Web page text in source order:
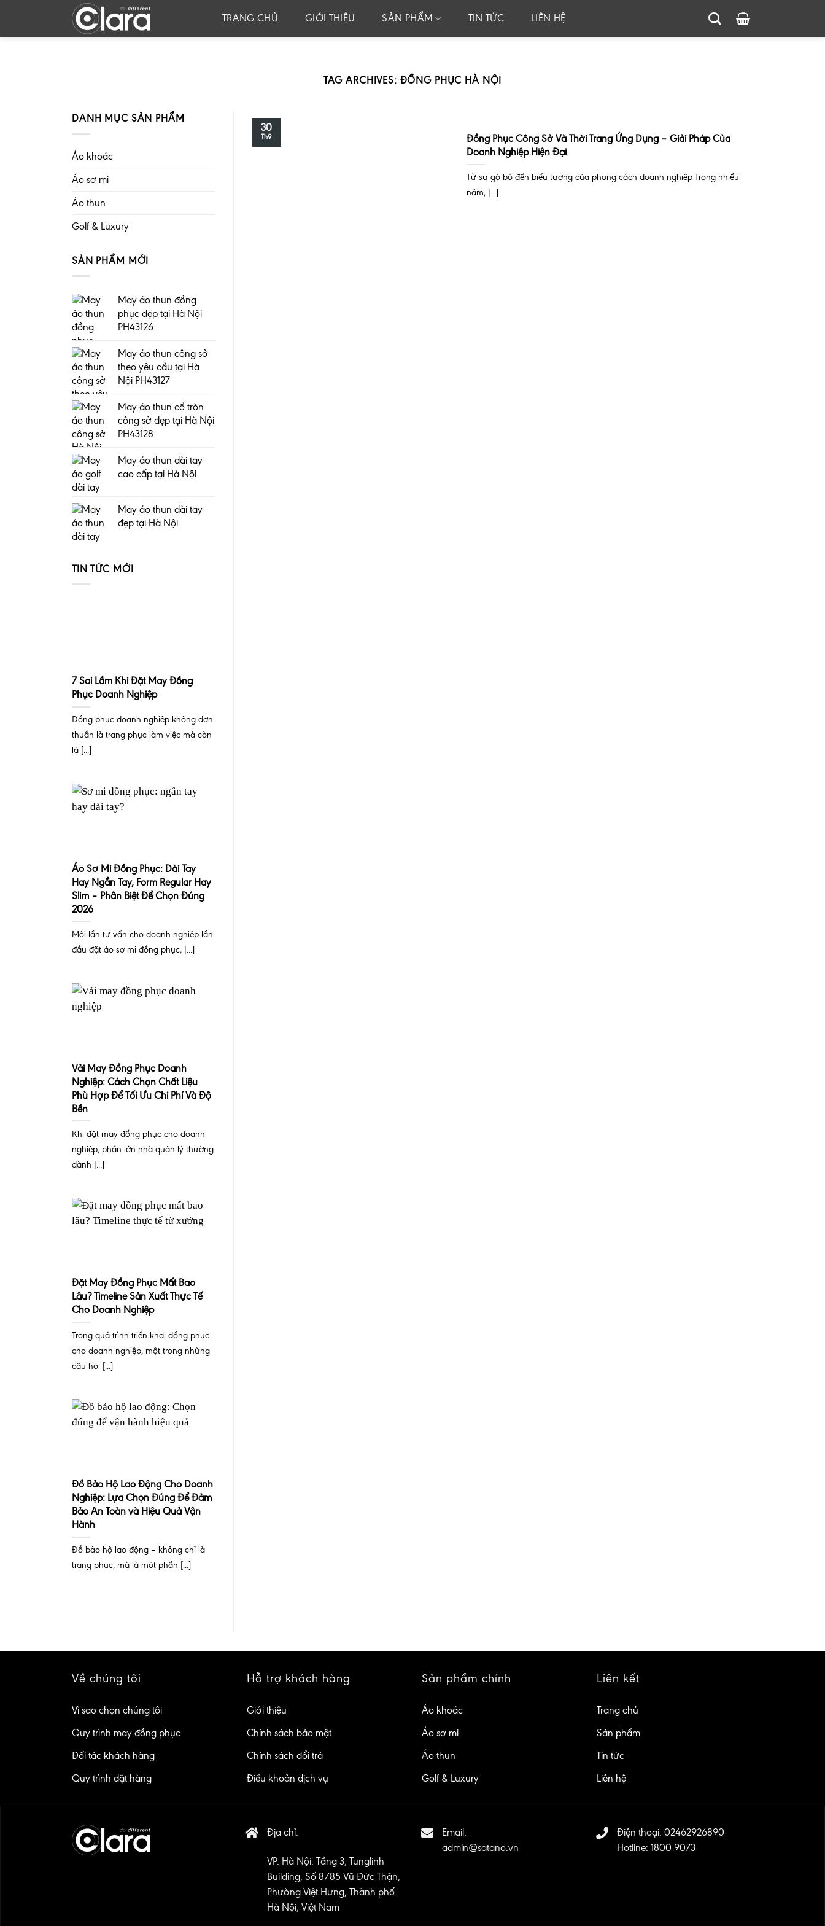
content
TRANG CHỦ GIỚI THIỆU SẢN PHẨM TIN TỨC LIÊN HỆ
TAG ARCHIVES: ĐỒNG PHỤC HÀ NỘI
DANH MỤC SẢN PHẨM
Áo khoác
Áo sơ mi
Áo thun
Golf & Luxury
SẢN PHẨM MỚI
May áo thun đồng
phục đẹp tại Hà Nội
PH43126
May áo thun công sở
theo yêu cầu tại Hà
Nội PH43127
May áo thun cổ tròn
công sở đẹp tại Hà Nội
PH43128
May áo thun dài tay
cao cấp tại Hà Nội
May áo thun dài tay
đẹp tại Hà Nội
TIN TỨC MỚI
7 Sai Lầm Khi Đặt May Đồng
Phục Doanh Nghiệp
Đồng phục doanh nghiệp không đơn
thuần là trang phục làm việc mà còn
là [...]
Áo Sơ Mi Đồng Phục: Dài Tay
Hay Ngắn Tay, Form Regular Hay
Slim – Phân Biệt Để Chọn Đúng
2026
Mỗi lần tư vấn cho doanh nghiệp lần
đầu đặt áo sơ mi đồng phục, [...]
Vải May Đồng Phục Doanh
Nghiệp: Cách Chọn Chất Liệu
Phù Hợp Để Tối Ưu Chi Phí Và Độ
Bền
Khi đặt may đồng phục cho doanh
nghiệp, phần lớn nhà quản lý thường
dành [...]
Đặt May Đồng Phục Mất Bao
Lâu? Timeline Sản Xuất Thực Tế
Cho Doanh Nghiệp
Trong quá trình triển khai đồng phục
cho doanh nghiệp, một trong những
câu hỏi [...]
Đồ Bảo Hộ Lao Động Cho Doanh
Nghiệp: Lựa Chọn Đúng Để Đảm
Bảo An Toàn và Hiệu Quả Vận
Hành
Đồ bảo hộ lao động – không chỉ là
trang phục, mà là một phần [...]
Đồng Phục Công Sở Và Thời Trang Ứng Dụng – Giải Pháp Của
Doanh Nghiệp Hiện Đại
Từ sự gò bó đến biểu tượng của phong cách doanh nghiệp Trong nhiều
năm, [...]
30
Th9
Về chúng tôi
Vì sao chọn chúng tôi
Quy trình may đồng phục
Đối tác khách hàng
Quy trình đặt hàng
Hỗ trợ khách hàng
Giới thiệu
Chính sách bảo mật
Chính sách đổi trả
Điều khoản dịch vụ
Sản phẩm chính
Áo khoác
Áo sơ mi
Áo thun
Golf & Luxury
Liên kết
Trang chủ
Sản phẩm
Tin tức
Liên hệ
Địa chỉ:
VP. Hà Nội: Tầng 3, Tunglinh
Building, Số 8/85 Vũ Đức Thận,
Phường Việt Hưng, Thành phố
Hà Nội, Việt Nam
Email:
admin@satano.vn
Điện thoại: 02462926890
Hotline: 1800 9073